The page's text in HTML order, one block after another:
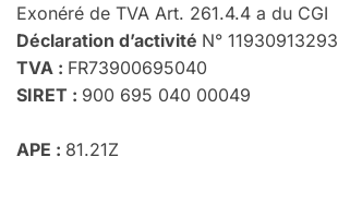
Exonéré de TVA Art. 261.4.4 a du CGI
Déclaration d’activité N° 11930913293
TVA : FR73900695040
SIRET : 900 695 040 00049
APE : 81.21Z